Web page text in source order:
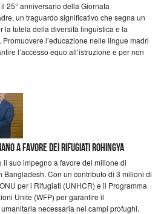
25° anniversario della Giornata
un traguardo significativo che segna un
la tutela della diversità linguistica e la
l’educazione nelle lingue madri
l’accesso equo all’istruzione e per non
a favore dei rifugiati Rohingya
il suo impegno a favore del milione di
Con un contributo di 3 milioni di
per i Rifugiati (UNHCR) e il Programma
Unite (WFP) per garantire il
necessaria nei campi profughi.